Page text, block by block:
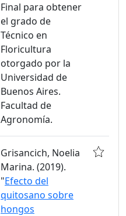
Final para obtener
el grado de
Técnico en
Floricultura
otorgado por la
Universidad de
Buenos Aires.
Facultad de
Agronomía.
Grisancich, Noelia
Marina. (2019).
"Efecto del
quitosano sobre
hongos